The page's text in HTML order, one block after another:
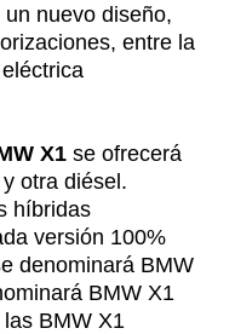
nuevo diseño,
entre la
X1 se ofrecerá
otra diésel.
híbridas
versión 100%
denominará BMW
BMW X1
BMW X1